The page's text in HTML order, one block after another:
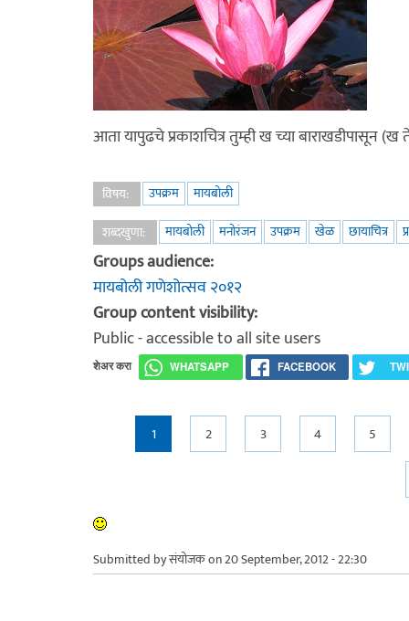
आता यापुढचे प्रकाशचित्र तुम्ही ख च्या बाराखडीपासून (ख
विषय: उपक्रम
मायबोली
शब्दखुणा:
मायबोली मनोरंजन उपक्रम खेळ छायाचित्र
Groups audience:
मायबोली गणेशोत्सव २०१२
Group content visibility:
Public - accessible to all site users
शेअर करा WHATSAPP FACEBOOK
Pages
1 2 3 4 5
Submitted byसंयोजकon 20 September, 2012 - 22:30